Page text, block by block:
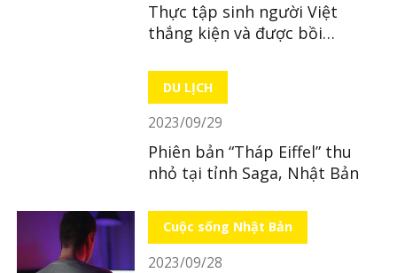
Thực tập sinh người Việt
thắng kiện và được bồi
DU LỊCH
2023/09/29
Phiên bản “Tháp Eiffel” thu
nhỏ tại tỉnh Saga, Nhật Bản
Cuộc sống Nhật Bản
2023/09/28